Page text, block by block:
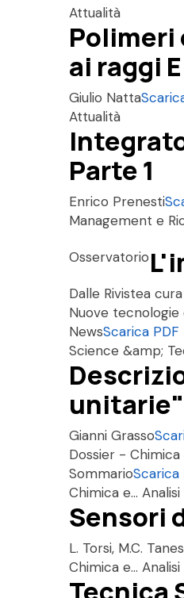
Attualità
Polimeri
ai raggi E
Giulio Natta
Attualità
Parte 1
Enrico Prenesti
Management e
Osservatorio
Dalle Rivistea
Nuove
NewsScarica PDF
Science &amp;
unitarie"
Gianni Grasso
Dossier - Chimica
SommarioScarica
Chimica e... Analisi
Sensori
L. Torsi, M.C.
Chimica e... Analisi